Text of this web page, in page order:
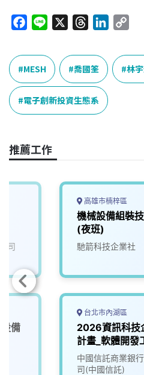
c
e
b
o
o
n
r
e
a
d
s
k
p
y
L
MESH 喬國筌 林
電子創新投資生態系
推薦工作
司
備
高雄市楠梓區
機械設備組裝
(夜班)
馳箭科技企業社
台北市內湖區
2026資訊科技
計畫_軟體開發
四/碩二下)
中國信託商業銀
司(中國信託)